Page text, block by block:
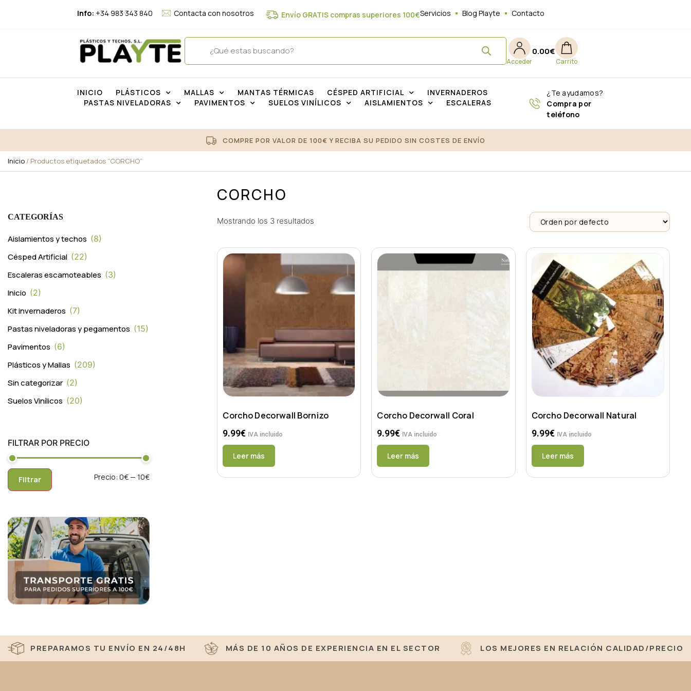
Info: +34 983 343 840 Contacta con nosotros Envío GRATIS compras superiores 100€Servicios Blog Playte Contacto
0.00€
INICIO PLÁSTICOS MALLAS MANTAS TÉRMICAS CÉSPED ARTIFICIAL
INVERNADEROS
PASTAS NIVELADORAS
PAVIMENTOS SUELOS VINÍLICOS AISLAMIENTOS ESCALERAS
¿Te ayudamos?
Compra por
teléfono
COMPRE POR VALOR DE 100€ Y RECIBA SU PEDIDO SIN COSTES DE ENVÍO
Inicio / Productos etiquetados “CORCHO”
CATEGORÍAS
Aislamientos y techos 8
Césped Artificial 22
Escaleras escamoteables 3
Inicio 2
Kit invernaderos 7
Pastas niveladoras y pegamentos 15
Pavimentos 6
Plásticos y Mallas 209
Sin categorizar 2
Suelos Vinílicos 20
FILTRAR POR PRECIO
Filtrar Precio: 0€— 10€
CORCHO
Mostrando los 3 resultados
Corcho Decorwall Bornizo
9.99€ IVA incluido
Leer más
Corcho Decorwall Coral
9.99€ IVA incluido
Leer más
Corcho Decorwall Natural
9.99€ IVA incluido
Leer más
PREPARAMOS TU ENVÍO EN 24/48H MÁS DE 10 AÑOS DE EXPERIENCIA EN EL SECTOR LOS MEJORES EN RELACIÓN CALIDAD/PRECIO